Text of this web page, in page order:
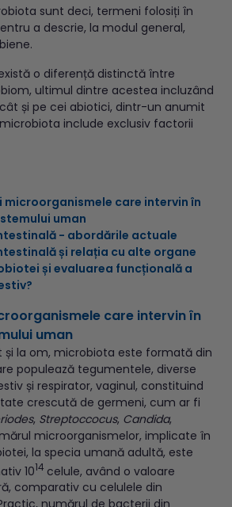
sunt deci, termeni folosiți în
a descrie, la modul general,
o diferență distinctă între
ultimul dintre acestea incluzând
și pe cei abiotici, dintr-un anumit
include exclusiv factorii
care intervin în
uman
- abordările actuale
și relația cu alte organe
și evaluarea funcțională a
care intervin în
uman
și la om, microbiota este formată din
populează tegumentele, diverse
și respirator, vaginul, constituind
crescută de germeni, cum ar fi
, Streptoccocus, Candida,
microorganismelor, implicate în
la specia umană adultă, este
1014 celule, având o valoare
comparativ cu celulele din